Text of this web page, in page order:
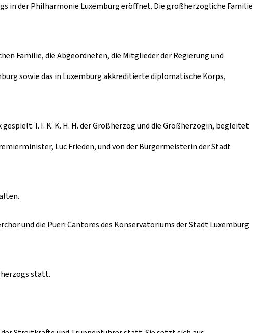
in der Philharmonie Luxemburg eröffnet. Die großherzogliche Familie
Familie, die Abgeordneten, die Mitglieder der Regierung und
sowie das in Luxemburg akkreditierte diplomatische Korps,
I. I. K. K. H. H. der Großherzog und die Großherzogin, begleitet
Luc Frieden, und von der Bürgermeisterin der Stadt
und die Pueri Cantores des Konservatoriums der Stadt Luxemburg
statt.